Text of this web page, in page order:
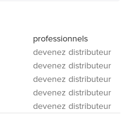
professionnels
devenez distributeur
devenez distributeur
devenez distributeur
devenez distributeur
devenez distributeur